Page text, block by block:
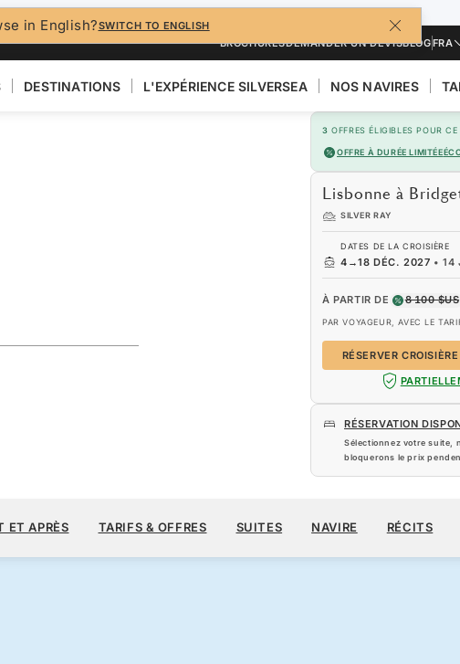
in English?SWITCH TO ENGLISH
BROCHURESDEMANDER UN DEVISBLOGFRA
DESTINATIONS L'EXPÉRIENCE SILVERSEA NOS NAVIRES
3 OFFRES ÉLIGIBLES POUR CE
OFFRE À DURÉE LIMITÉE
Lisbonne à
SILVER RAY
DATES DE LA CROISIÈRE
4 →18 DÉC. 2027 •14
À PARTIR DE 8 100 $US
PAR VOYAGEUR, AVEC LE
RÉSERVER CROISIÈRE
RÉSERVATION
Sélectionnez votre suite,
bloquerons le prix
JOURS
PAR VOYAGEUR, AVEC LE TARIF ALL-INCLUSIVE
RÉSERVER
ET APRÈS TARIFS & OFFRES SUITES NAVIRE RÉCITS